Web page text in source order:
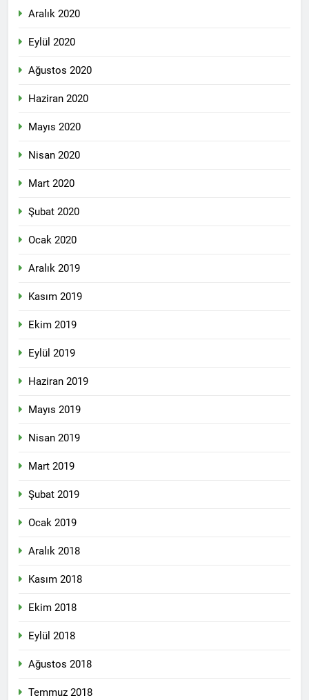
Aralık 2020
Eylül 2020
Ağustos 2020
Haziran 2020
Mayıs 2020
Nisan 2020
Mart 2020
Şubat 2020
Ocak 2020
Aralık 2019
Kasım 2019
Ekim 2019
Eylül 2019
Haziran 2019
Mayıs 2019
Nisan 2019
Mart 2019
Şubat 2019
Ocak 2019
Aralık 2018
Kasım 2018
Ekim 2018
Eylül 2018
Ağustos 2018
Temmuz 2018